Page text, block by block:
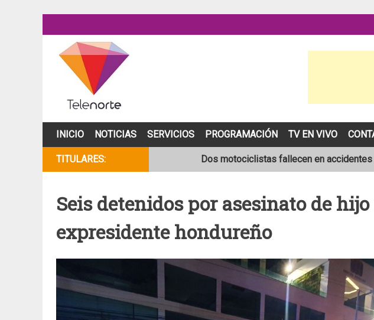
to
content
INICIO NOTICIAS SERVICIOS PROGRAMACIÓN TV EN VIVO
TITULARES: Dos motociclistas fallecen en
NOAA mantiene pronóstico de una
Seis detenidos por asesinato de hijo
expresidente hondureño